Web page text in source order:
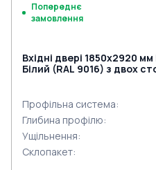
Попереднє
замовлення
Вхідні двері 1850x2920
Білий (RAL 9016) з двох
Профільна система:
Глибина профілю:
Ущільнення:
Склопакет: